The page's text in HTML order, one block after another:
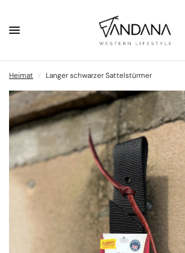
Heimat / Langer schwarzer Sattelstürmer